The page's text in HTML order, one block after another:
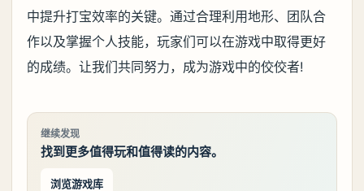
中提升打宝效率的关键。通过合理利用地形、团队合
作以及掌握个人技能，玩家们可以在游戏中取得更好
的成绩。让我们共同努力，成为游戏中的佼佼者!
继续发现
找到更多值得玩和值得读的内容。
浏览游戏库